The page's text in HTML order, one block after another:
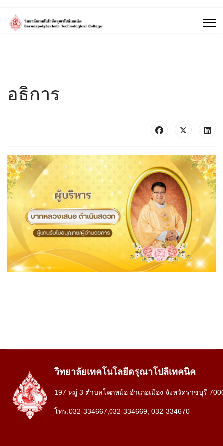
อธิการ
วิทยาลัยเทคโนโลยีดรุณาโปลีเทคนิค
197 หมู่ 3 ตำบลโคกหม้อ อำเภอเมือง จังหวัดราชบุรี
โทร.032-334667,032-334669, 032-334670